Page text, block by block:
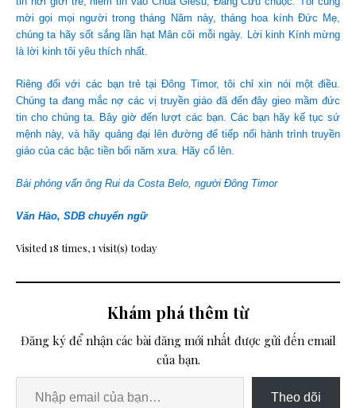
mời gọi mọi người trong tháng Năm này, tháng hoa kính Đức Mẹ,
chúng ta hãy sốt sắng lần hạt Mân côi mỗi ngày. Lời kinh Kính mừng
là lời kinh tôi yêu thích nhất.
Riêng đối với các bạn trẻ tại Đông Timor, tôi chỉ xin nói một điều.
Chúng ta đang mắc nợ các vị truyền giáo đã đến đây gieo mầm đức
tin cho chúng ta. Bây giờ đến lượt các bạn. Các bạn hãy kế tục sứ
mệnh này, và hãy quảng đại lên đường để tiếp nối hành trình truyền
giáo của các bậc tiền bối năm xưa. Hãy cố lên.
Bài phỏng vấn ông Rui da Costa Belo, người Đông Timor
Văn Hào, SDB chuyển ngữ
Visited 18 times, 1 visit(s) today
Khám phá thêm từ
Đăng ký để nhận các bài đăng mới nhất được gửi đến email
của bạn.
Theo dõi